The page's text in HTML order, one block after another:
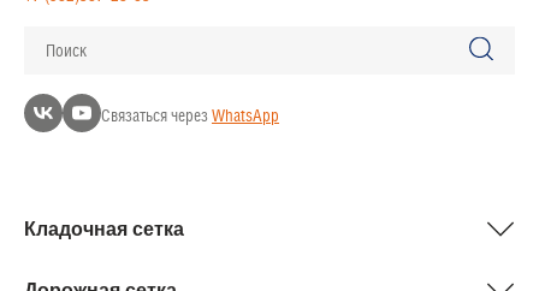
Поиск
Связаться черезWhatsApp
Кладочная сетка